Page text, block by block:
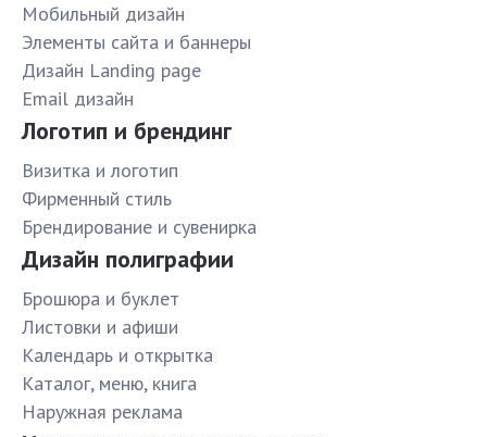
Мобильный дизайн
Элементы сайта и баннеры
Дизайн Landing page
Email дизайн
Логотип и брендинг
Визитка и логотип
Фирменный стиль
Брендирование и сувенирка
Дизайн полиграфии
Брошюра и буклет
Листовки и афиши
Календарь и открытка
Каталог, меню, книга
Наружная реклама